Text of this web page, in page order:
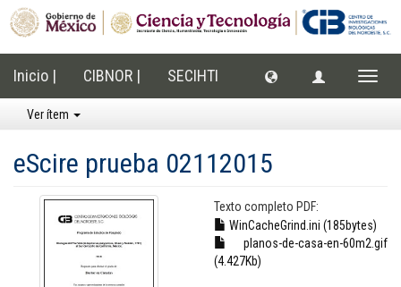
Inicio | CIBNOR | SECIHTI
Ver ítem
eScire prueba 02112015
Texto completo PDF:
WinCacheGrind.ini (185bytes)
planos-de-casa-en-60m2.gif
(4.427Kb)